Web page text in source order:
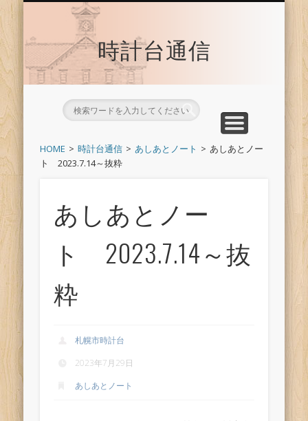
時計台通信
HOME 時計台通信 あしあとノート
あしあとノー
ト 2023.7.14～抜粋
あしあとノー
ト 2023.7.14～抜
粋
札幌市時計台
2023年7月29日
あしあとノート